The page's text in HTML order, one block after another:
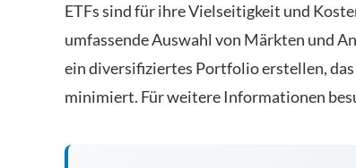
ETFs sind für ihre Vielseitigkeit und
umfassende Auswahl von Märkten und
ein diversifiziertes Portfolio erstellen,
minimiert. Für weitere Informationen